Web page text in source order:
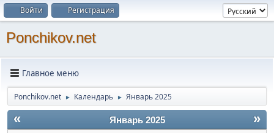
Войти Регистрация
Ponchikov.net
Главное меню
Ponchikov.net ► Календарь ► Январь 2025
« »
Январь 2025